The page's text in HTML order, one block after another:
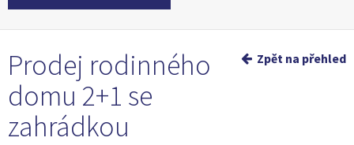
Zpět na přehled
Prodej rodinného
domu 2+1 se
zahrádkou